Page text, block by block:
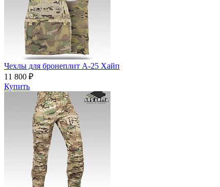
Чехлы для бронеплит А-25 Хайп
11 800 ₽
Купить